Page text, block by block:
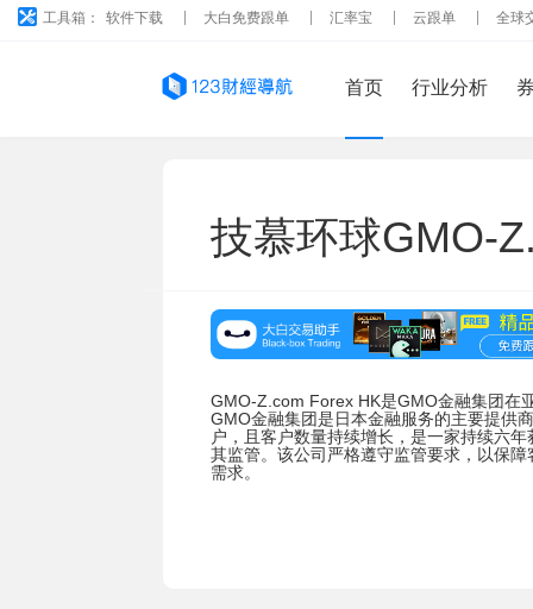
工具箱： 软件下载 大白免费跟单 汇率宝 云跟单 全球
首页 行业分析
技慕环球GMO-
GMO-Z.com Forex HK是GMO金融集团在
GMO金融集团是日本金融服务的主要提供
户，且客户数量持续增长，是一家持续六
其监管。该公司严格遵守监管要求，以保
需求。